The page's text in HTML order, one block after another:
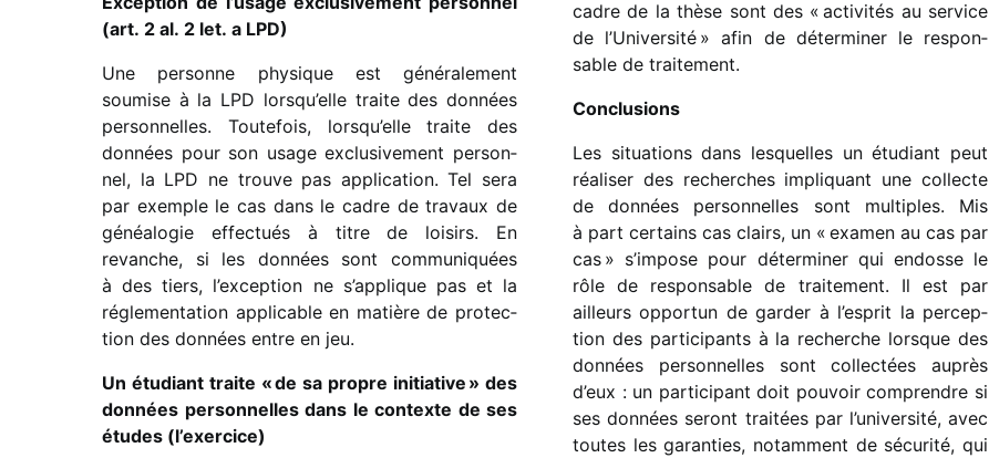
(art. 2 al. 2 let. a LPD)
Une personne physique est géné­ra­le­ment
soumise à la LPD lorsqu’elle traite des données
person­nelles. Toutefois, lorsqu’elle traite des
données pour son usage exclu­si­ve­ment person­
nel, la LPD ne trouve pas appli­ca­tion. Tel sera
par exemple le cas dans le cadre de travaux de
généa­lo­gie effec­tués à titre de loisirs. En
revanche, si les données sont commu­ni­quées
à des tiers, l’exception ne s’applique pas et la
régle­men­ta­tion appli­cable en matière de protec­
tion des données entre en jeu.
Un étudiant traite « de sa propre initia­tive » des
données person­nelles dans le contexte de ses
études (l’exercice)
cadre de la thèse sont des « acti­vi­tés au service
de l’Université » afin de déter­mi­ner le respon­
sable de traitement.
Conclusions
Les situa­tions dans lesquelles un étudiant peut
réali­ser des recherches impli­quant une collecte
de données person­nelles sont multiples. Mis
à part certains cas clairs, un « examen au cas par
cas » s’impose pour déter­mi­ner qui endosse le
rôle de respon­sable de trai­te­ment. Il est par
ailleurs oppor­tun de garder à l’esprit la percep­
tion des parti­ci­pants à la recherche lorsque des
données person­nelles sont collec­tées auprès
d’eux : un parti­ci­pant doit pouvoir comprendre si
ses données seront trai­tées par l’université, avec
toutes les garan­ties, notam­ment de sécu­rité, qui